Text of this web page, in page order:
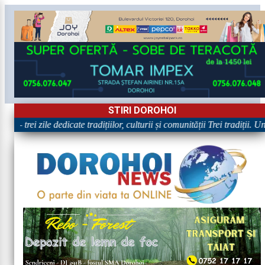
STIRI DOROHOI
în Sărbătoare!” – trei zile dedicate tradițiilor, culturii și